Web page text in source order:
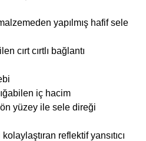
yapılmış hafif sele
cırt cırtlı bağlantı
iç hacim
yüzey ile sele direği
reflektif yansıtıcı